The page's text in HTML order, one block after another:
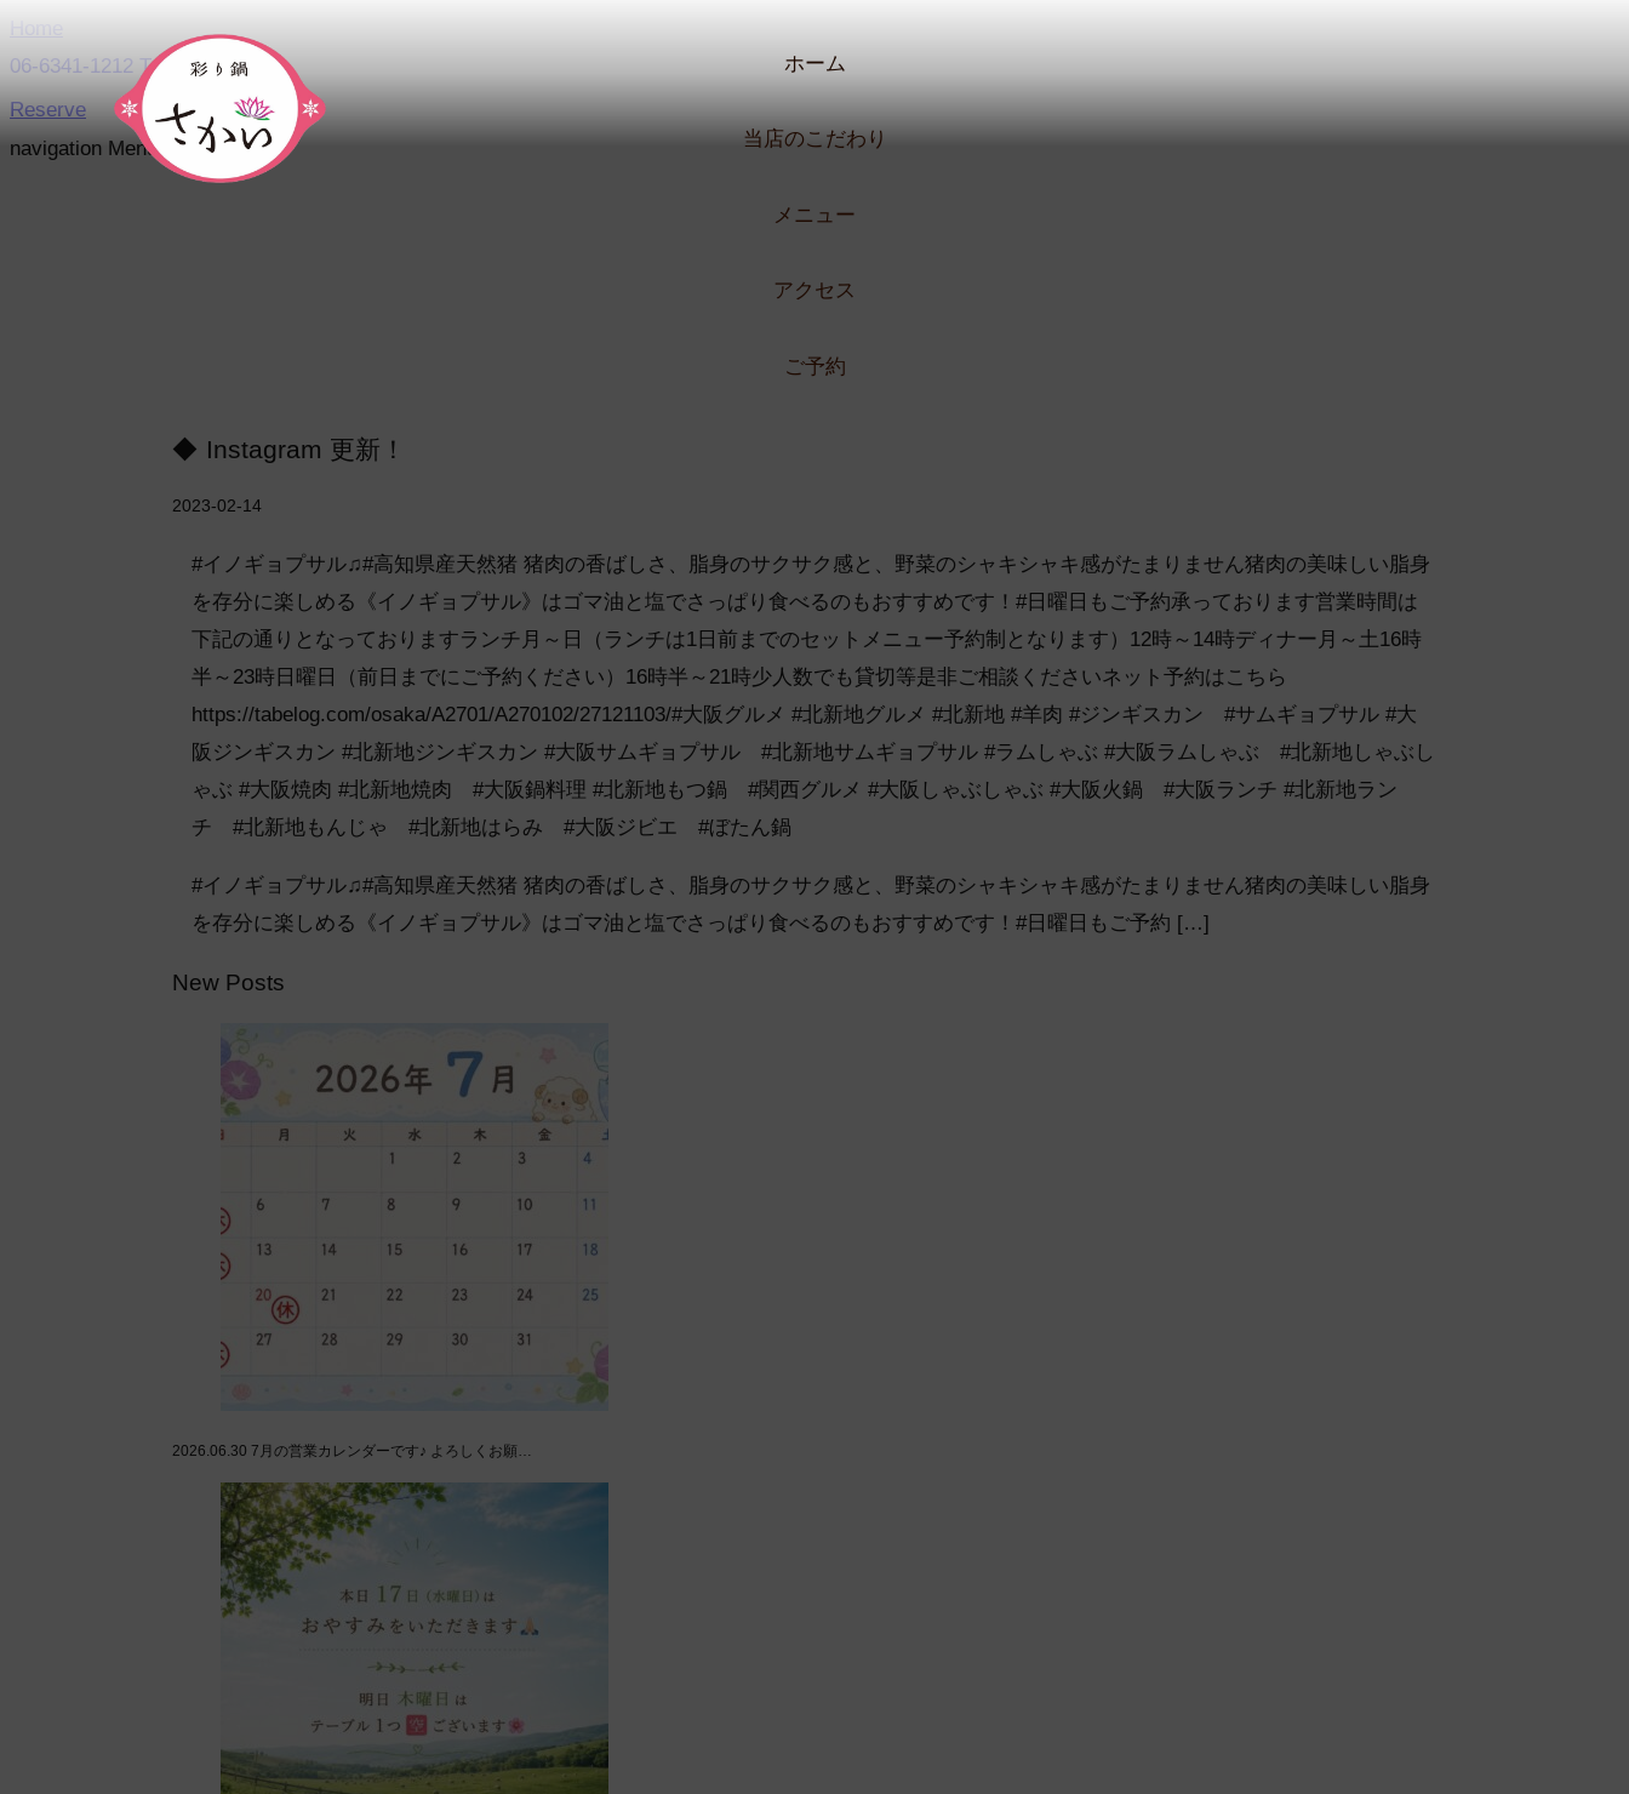
ホーム
当店のこだわり
メニュー
アクセス
ご予約
Home
06-6341-1212 Telephone
Reserve
navigation Menu
Instagram 更新！
2023-02-14
#イノギョプサル♫#高知県産天然猪 猪肉の香ばしさ、脂身のサクサク感と、野菜のシャキシャキ感がたまりません猪肉の美味しい脂身
を存分に楽しめる《イノギョプサル》はゴマ油と塩でさっぱり食べるのもおすすめです！#日曜日もご予約承っております営業時間は
下記の通りとなっております️ランチ月～日（ランチは1日前までのセットメニュー予約制となります）12時～14時ディナー月～土16時
半～23時日曜日（前日までにご予約ください）16時半～21時少人数でも貸切等是非ご相談くださいネット予約はこちら
https://tabelog.com/osaka/A2701/A270102/27121103/#大阪グルメ #北新地グルメ #北新地 #羊肉 #ジンギスカン #サムギョプサル #大
阪ジンギスカン #北新地ジンギスカン #大阪サムギョプサル #北新地サムギョプサル #ラムしゃぶ #大阪ラムしゃぶ #北新地しゃぶし
ゃぶ #大阪焼肉 #北新地焼肉 #大阪鍋料理 #北新地もつ鍋 #関西グルメ #大阪しゃぶしゃぶ #大阪火鍋 #大阪ランチ #北新地ラン
チ #北新地もんじゃ #北新地はらみ #大阪ジビエ #ぼたん鍋
#イノギョプサル♫#高知県産天然猪 猪肉の香ばしさ、脂身のサクサク感と、野菜のシャキシャキ感がたまりません猪肉の美味しい脂身
を存分に楽しめる《イノギョプサル》はゴマ油と塩でさっぱり食べるのもおすすめです！#日曜日もご予約 […]
New Posts
2026.06.30 7月の営業カレンダーです♪ よろしくお願…